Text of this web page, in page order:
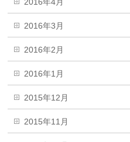
2016年4月
2016年3月
2016年2月
2016年1月
2015年12月
2015年11月